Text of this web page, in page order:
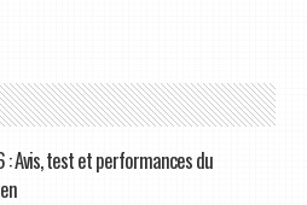
: Avis, test et performances du